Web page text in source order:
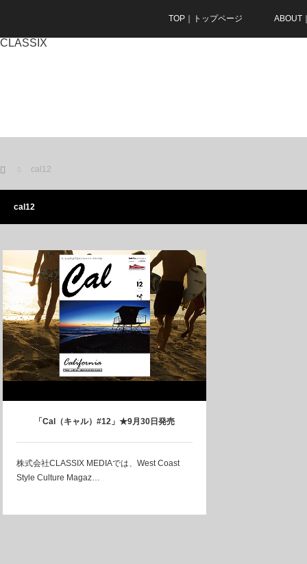
TOP｜トップページ ABOUT
CLASSIX
ホーム cal12
cal12
「Cal（キャル）#12」★9月30日発売
株式会社CLASSIX MEDIAでは、West Coast
Style Culture Magaz…